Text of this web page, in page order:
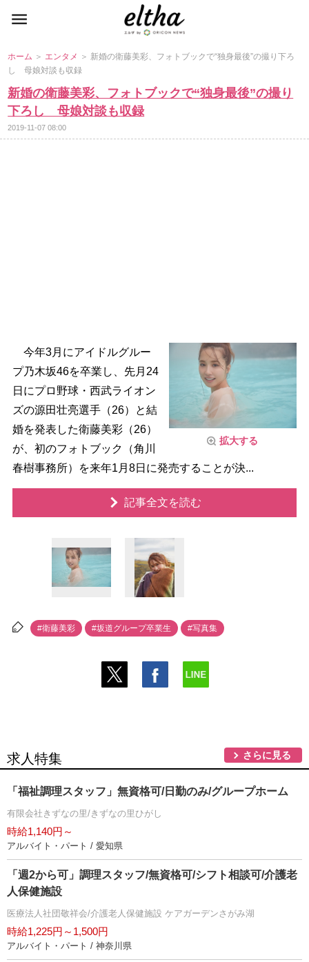
ホーム ＞ エンタメ ＞ 新婚の衛藤美彩、フォトブックで“独身最後”の撮り下ろ
し 母娘対談も収録
新婚の衛藤美彩、フォトブックで“独身最後”の撮り
下ろし 母娘対談も収録
2019-11-07 08:00
拡大する
今年3月にアイドルグルー
プ乃木坂46を卒業し、先月24
日にプロ野球・西武ライオン
ズの源田壮亮選手（26）と結
婚を発表した衛藤美彩（26）
が、初のフォトブック（角川
春樹事務所）を来年1月8日に発売することが決...
記事全文を読む
#衛藤美彩 #坂道グループ卒業生 #写真集
求人特集 さらに見る
「福祉調理スタッフ」無資格可/日勤のみ/グループホーム
有限会社きずなの里/きずなの里ひがし
時給1,140円～
アルバイト・パート / 愛知県
「週2から可」調理スタッフ/無資格可/シフト相談可/介護老
人保健施設
医療法人社団敬祥会/介護老人保健施設 ケアガーデンさがみ湖
時給1,225円～1,500円
アルバイト・パート / 神奈川県